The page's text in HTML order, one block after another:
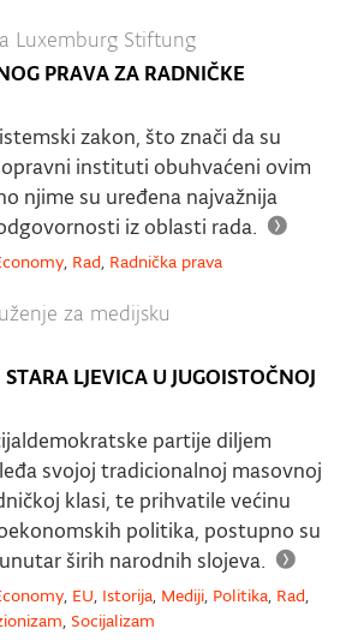
Luxemburg Stiftung
PRAVA ZA RADNIČKE
zakon, što znači da su
instituti obuhvaćeni ovim
njime su uređena najvažnija
iz oblasti rada.
, Rad, Radnička prava
za medijsku
LJEVICA U JUGOISTOČNOJ
partije diljem
svojoj tradicionalnoj masovnoj
klasi, te prihvatile većinu
politika, postupno su
širih narodnih slojeva.
, EU, Istorija, Mediji, Politika, Rad,
, Socijalizam